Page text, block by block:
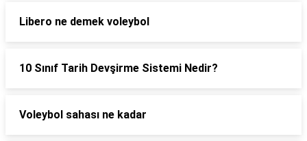
Libero ne demek voleybol
10 Sınıf Tarih Devşirme Sistemi Nedir?
Voleybol sahası ne kadar